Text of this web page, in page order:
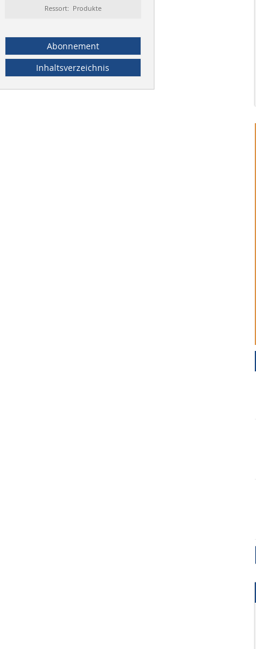
Ressort: Produkte
Abonnement
Inhaltsverzeichnis